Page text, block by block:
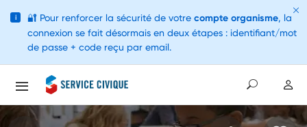
i 🔐 Pour renforcer la sécurité de votre compte organisme, la
connexion se fait désormais en deux étapes : identifiant/mot
de passe + code reçu par email.